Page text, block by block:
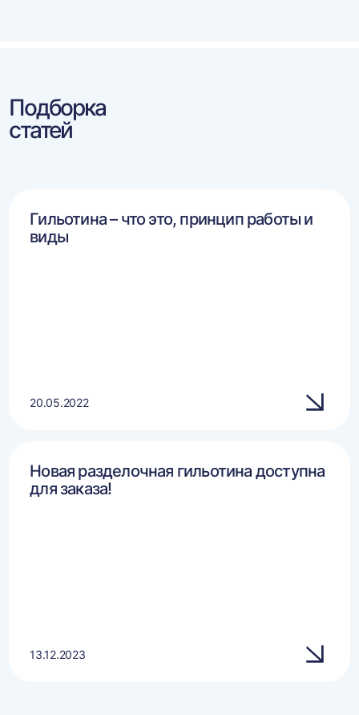
Подборка
статей
Гильотина – что это, принцип работы и
виды
20.05.2022
Новая разделочная гильотина доступна
для заказа!
13.12.2023